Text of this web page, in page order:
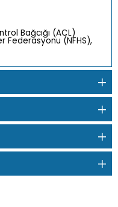
Bağcığı (ACL)
Federasyonu (NFHS),